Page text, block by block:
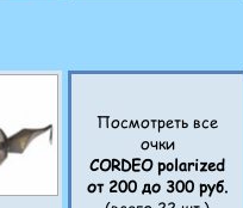
Посмотреть все
очки
CORDEO polarized
от 200 до 300 руб.